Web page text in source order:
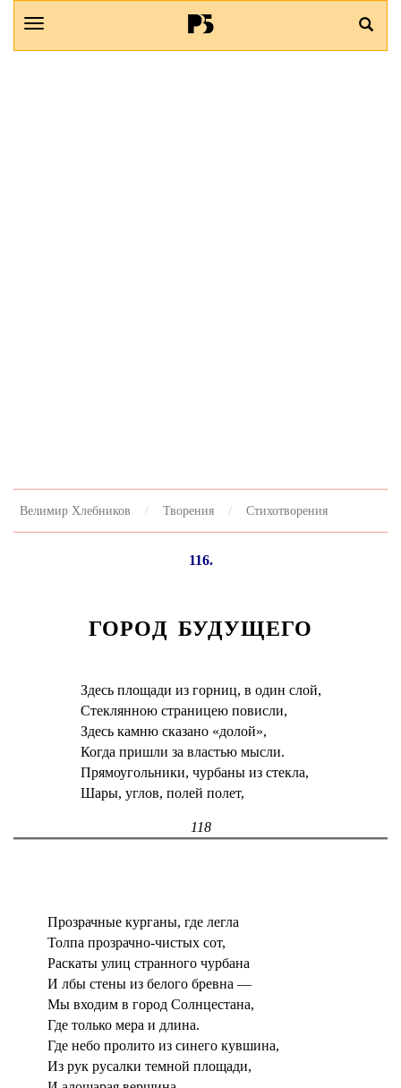
Велимир Хлебников Творения Стихотворения
116.
ГОРОД БУДУЩЕГО
Здесь площади из горниц, в один слой,
Стеклянною страницею повисли,
Здесь камню сказано «долой»,
Когда пришли за властью мысли.
Прямоугольники, чурбаны из стекла,
Шары, углов, полей полет,
118
Прозрачные курганы, где легла
Толпа прозрачно-чистых сот,
Раскаты улиц странного чурбана
И лбы стены из белого бревна —
Мы входим в город Солнцестана,
Где только мера и длина.
Где небо пролито из синего кувшина,
Из рук русалки темной площади,